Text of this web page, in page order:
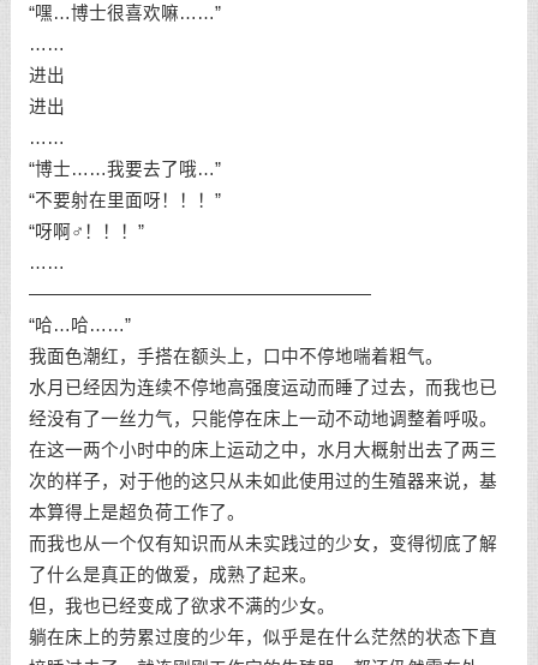
“嘿…博士很喜欢嘛……”
……
进出
进出
……
“博士……我要去了哦…”
“不要射在里面呀！！！”
“呀啊♂！！！”
……
———————————————————
“哈…哈……”
我面色潮红，手搭在额头上，口中不停地喘着粗气。
水月已经因为连续不停地高强度运动而睡了过去，而我也已
经没有了一丝力气，只能停在床上一动不动地调整着呼吸。
在这一两个小时中的床上运动之中，水月大概射出去了两三
次的样子，对于他的这只从未如此使用过的生殖器来说，基
本算得上是超负荷工作了。
而我也从一个仅有知识而从未实践过的少女，变得彻底了解
了什么是真正的做爱，成熟了起来。
但，我也已经变成了欲求不满的少女。
躺在床上的劳累过度的少年，似乎是在什么茫然的状态下直